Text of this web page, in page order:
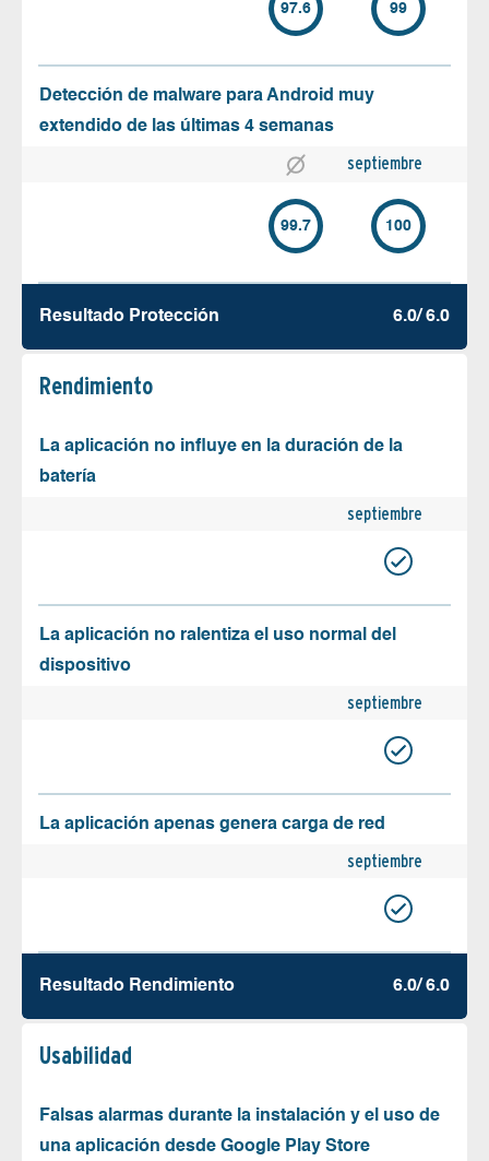
97.6 99
Detección de malware para Android muy
extendido de las últimas 4 semanas
septiembre
99.7 100
Resultado Protección 6.0/ 6.0
Rendimiento
La aplicación no influye en la duración de la
batería
septiembre
La aplicación no ralentiza el uso normal del
dispositivo
septiembre
La aplicación apenas genera carga de red
septiembre
Resultado Rendimiento 6.0/ 6.0
Usabilidad
Falsas alarmas durante la instalación y el uso de
una aplicación desde Google Play Store